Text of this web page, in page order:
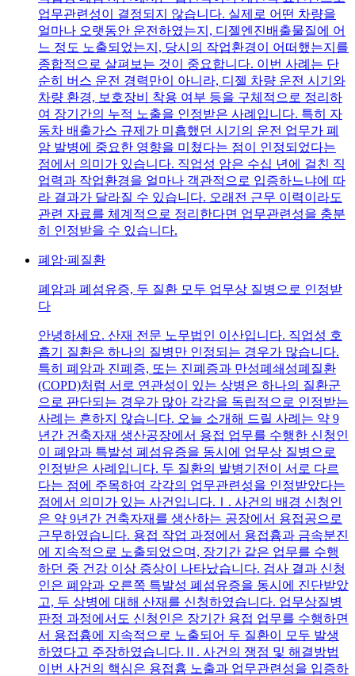
업무관련성이 결정되지 않습니다. 실제로 어떤 차량을
얼마나 오랫동안 운전하였는지, 디젤엔진배출물질에 어
느 정도 노출되었는지, 당시의 작업환경이 어떠했는지를
종합적으로 살펴보는 것이 중요합니다. 이번 사례는 단
순히 버스 운전 경력만이 아니라, 디젤 차량 운전 시기와
차량 환경, 보호장비 착용 여부 등을 구체적으로 정리하
여 장기간의 누적 노출을 인정받은 사례입니다. 특히 자
동차 배출가스 규제가 미흡했던 시기의 운전 업무가 폐
암 발병에 중요한 영향을 미쳤다는 점이 인정되었다는
점에서 의미가 있습니다. 직업성 암은 수십 년에 걸친 직
업력과 작업환경을 얼마나 객관적으로 입증하느냐에 따
라 결과가 달라질 수 있습니다. 오래전 근무 이력이라도
관련 자료를 체계적으로 정리한다면 업무관련성을 충분
히 인정받을 수 있습니다.
폐암·폐질환
폐암과 폐섬유증, 두 질환 모두 업무상 질병으로 인정받
다
안녕하세요. 산재 전문 노무법인 이산입니다. 직업성 호
흡기 질환은 하나의 질병만 인정되는 경우가 많습니다.
특히 폐암과 진폐증, 또는 진폐증과 만성폐쇄성폐질환
(COPD)처럼 서로 연관성이 있는 상병은 하나의 질환군
으로 판단되는 경우가 많아 각각을 독립적으로 인정받는
사례는 흔하지 않습니다. 오늘 소개해 드릴 사례는 약 9
년간 건축자재 생산공장에서 용접 업무를 수행한 신청인
이 폐암과 특발성 폐섬유증을 동시에 업무상 질병으로
인정받은 사례입니다. 두 질환의 발병기전이 서로 다르
다는 점에 주목하여 각각의 업무관련성을 인정받았다는
점에서 의미가 있는 사건입니다.Ⅰ. 사건의 배경 신청인
은 약 9년간 건축자재를 생산하는 공장에서 용접공으로
근무하였습니다. 용접 작업 과정에서 용접흄과 금속분진
에 지속적으로 노출되었으며, 장기간 같은 업무를 수행
하던 중 건강 이상 증상이 나타났습니다. 검사 결과 신청
인은 폐암과 오른쪽 특발성 폐섬유증을 동시에 진단받았
고, 두 상병에 대해 산재를 신청하였습니다. 업무상질병
판정 과정에서도 신청인은 장기간 용접 업무를 수행하면
서 용접흄에 지속적으로 노출되어 두 질환이 모두 발생
하였다고 주장하였습니다.Ⅱ. 사건의 쟁점 및 해결방법
이번 사건의 핵심은 용접흄 노출과 업무관련성을 입증하